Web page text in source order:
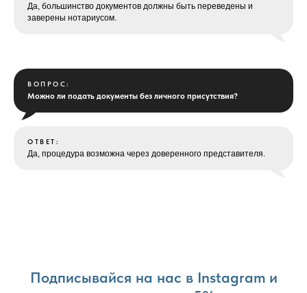
Да, большинство документов должны быть переведены и
заверены нотариусом.
ВОПРОС:
Можно ли подать документы без личного присутствия?
ОТВЕТ:
Да, процедура возможна через доверенного представителя.
Подписывайся на нас в Instagram и